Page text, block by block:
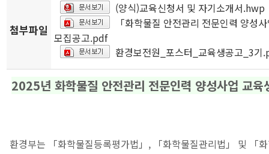
첨부파일
(양식)교육신청서 및 자기소개서.hwp
「화학물질 안전관리 전문인력 양성
모집공고.pdf
환경보전원_포스터_교육생공고_3기
2025년 화학물질 안전관리 전문인력 양성사업 교육
환경부는 「화학물질등록평가법」, 「화학물질관리법」 및 「